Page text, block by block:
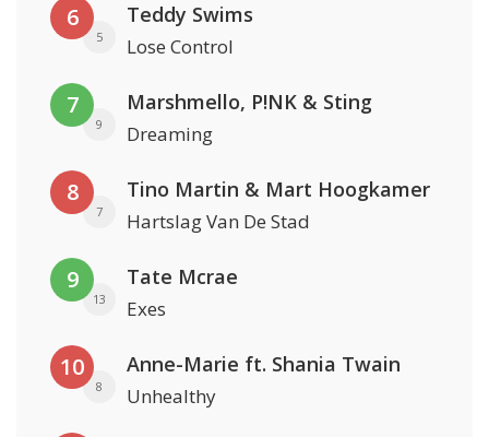
6
5
Teddy Swims
Lose Control
7
9
Marshmello, P!NK & Sting
Dreaming
8
7
Tino Martin & Mart Hoogkamer
Hartslag Van De Stad
9
13
Tate Mcrae
Exes
10
8
Anne-Marie ft. Shania Twain
Unhealthy